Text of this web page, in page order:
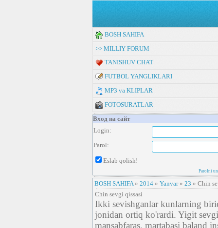
BOSH SAHIFA
>> MILLIY FORUM
TANISHUV CHAT
FUTBOL YANGLIKLARI
MP3 va KLIPLAR
FOTOSURATLAR
Вход на сайт
Login:
Parol:
Eslab qolish!
Parolni
BOSH SAHIFA» 2014 » Yanvar » 23 » Chin
Chin sevgi qissasi
Ikki sevishganlar kunlarning
jonidan ortiq ko'rardi. Yigit
mansabfaras, martabasi baland